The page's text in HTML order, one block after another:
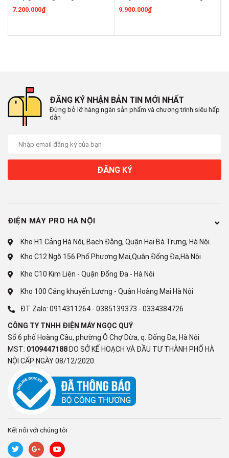
Năm ra mắt:
2024
Mức tiêu thụ điện năng
Hiệu suất sử dụng điện:
5.40 Wh/kg
Loại Inverter:
Chương trình:
Turbowash
Giặt AI
Chương trình lưu hương
Scent+
Đồ trải giường
Đồ tinh xảo
Giặt nhanh
Chu trình tải về
7.200.000₫ 9.900.000₫
ĐĂNG KÝ NHẬN BẢN TIN MỚI NHẤT
Đừng bỏ lỡ hàng ngàn sản phẩm và chương trình siêu hấp
dẫn
ĐĂNG KÝ
ĐIỆN MÁY PRO HÀ NỘI
Kho H1 Cảng Hà Nội, Bạch Đằng, Quận Hai Bà Trưng, Hà Nội.
Kho C12 Ngõ 156 Phố Phương Mai,Quận Đống Đa,Hà Nội
Kho C10 Kim Liên - Quận Đống Đa - Hà Nội
Kho 100 Cảng khuyến Lương - Quận Hoàng Mai Hà Nội
ĐT Zalo: 0914311264 - 0385139373 - 0334384726
CÔNG TY TNHH ĐIỆN MÁY NGỌC QUÝ
Số 6 phố Hoàng Cầu, phường Ô Chợ Dừa, q. Đống Đa, Hà Nội
MST: 0109447188 DO SỞ KẾ HOẠCH VÀ ĐẦU TƯ THÀNH PHỐ HÀ
NỘI CẤP NGÀY 08/12/2020.
Kết nối với chúng tôi